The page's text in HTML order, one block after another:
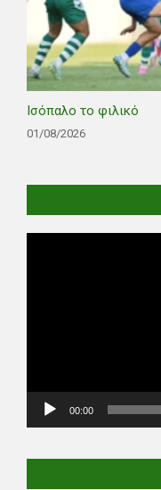
Ισόπαλο το φιλικό
01/08/2026
00:00